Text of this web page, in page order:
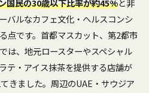
バルなカフェ文化・ヘルスコンシ
点です。首都マスカット、第2都市
は、地元ロースターやスペシャル
テ・アイス抹茶を提供する店舗が
きました。周辺のUAE・サウジア